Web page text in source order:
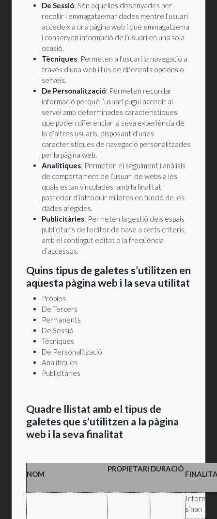
De Sessió: Són aquelles dissenyades per
recollir i emmagatzemar dades mentre l’usuari
accedeix a una pàgina web i que emmagatzema
i conserven informació de l’usuari en una sola
ocasió.
Tècniques: Permeten a l’usuari la navegació a
través d’una web i l’ús de diferents opcions o
serveis.
De Personalització: Permeten recordar
informació perquè l’usuari pugui accedir al
servei amb determinades característiques
que poden diferenciar la seva experiència de
la d’altres usuaris, disposant d’unes
característiques de navegació personalitzades
per la pàgina web.
Analítiques: Permeten el seguiment i anàlisis
de comportament de l’usuari de webs a les
quals estan vinculades, amb la finalitat
posterior d’introduir millores en funció de les
dades afegides.
Publicitàries: Permeten la gestió dels espais
publicitaris de l’editor de base a certs criteris,
amb el contingut editat o la freqüència
d’accessos.
Quins tipus de galetes s’utilitzen en
aquesta pàgina web i la seva utilitat
Pròpies
De Tercers
Permanents
De Sessió
Tècniques
De Personalització
Analítiques
Publicitàries
Quadre llistat amb el tipus de
galetes que s’utilitzen a la pàgina
web i la seva finalitat
NOM
PROPIETARI DURACIÓ
Informa si
s’han